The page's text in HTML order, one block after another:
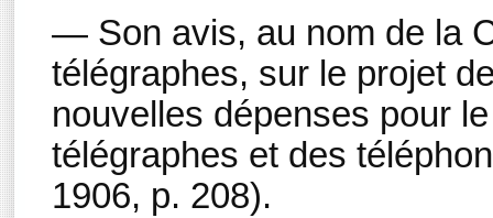
— Son avis, au nom de la
télégraphes, sur le projet
nouvelles dépenses pour
télégraphes et des
1906, p. 208).